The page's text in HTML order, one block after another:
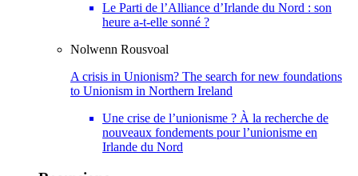
Le Parti de l’Alliance d’Irlande du Nord : son
heure a-t-elle sonné ?
Nolwenn Rousvoal
A crisis in Unionism? The search for new foundations
to Unionism in Northern Ireland
Une crise de l’unionisme ? À la recherche de
nouveaux fondements pour l’unionisme en
Irlande du Nord